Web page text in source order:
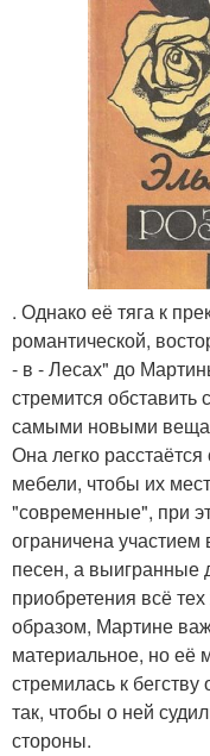
. Однако её тяга к
романтической,
- в - Лесах" до
стремится
самыми новыми
Она легко
мебели, чтобы их
"современные", при
ограничена
песен, а выигранные
приобретения всё
образом, Мартине
материальное, но её
стремилась к
так, чтобы о ней
стороны.